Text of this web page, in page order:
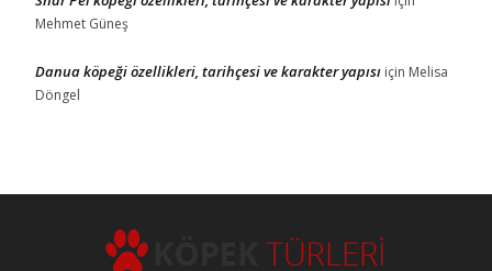
Mehmet Güneş
Danua köpeği özellikleri, tarihçesi ve karakter yapısı için Melisa
Döngel